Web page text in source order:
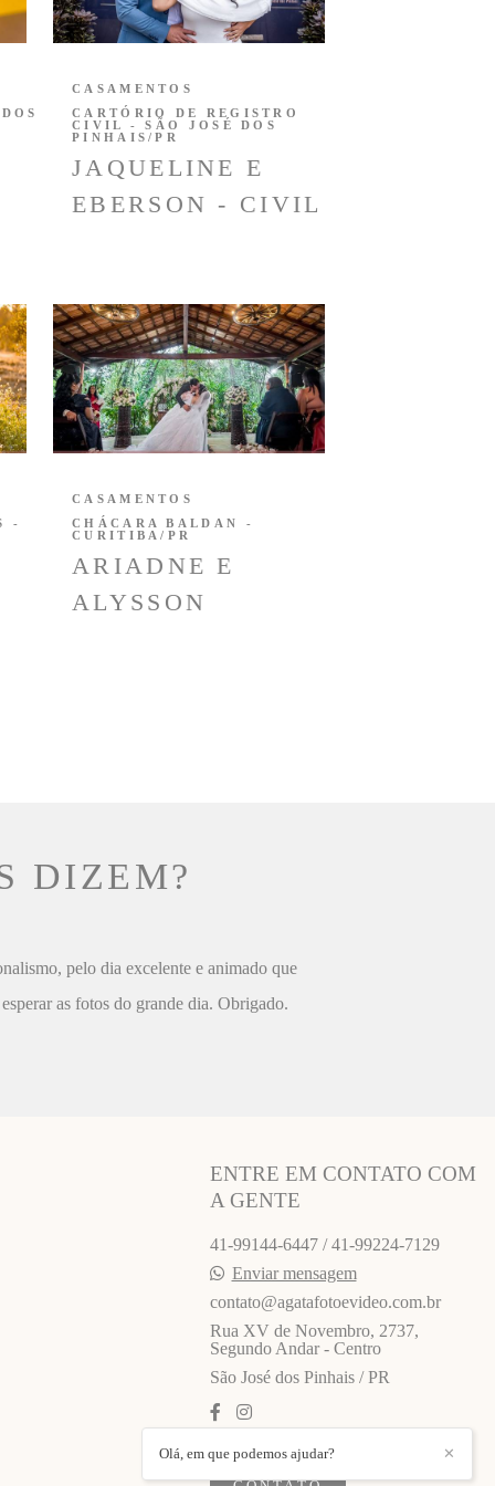
JAQUELINE E
EBERSON - CIVIL
CASAMENTOS
CARTÓRIO DE REGISTRO
CIVIL - SÃO JOSÉ DOS
PINHAIS/PR
-
ARIADNE E
ALYSSON
CASAMENTOS
CHÁCARA BALDAN -
CURITIBA/PR
DIZEM?
pelo dia excelente e animado que
as fotos do grande dia. Obrigado.
ENTRE EM CONTATO COM
A GENTE
41-99144-6447 / 41-99224-7129
Enviar mensagem
contato@agatafotoevideo.com.br
Rua XV de Novembro, 2737,
Segundo Andar - Centro
São José dos Pinhais / PR
✕
Olá, em que podemos ajudar?